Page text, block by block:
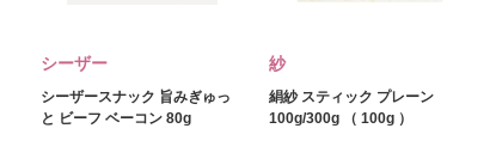
シーザー
シーザースナック 旨みぎゅっ
と ビーフ ベーコン 80g
紗
絹紗 スティック プレーン
100g/300g （ 100g ）